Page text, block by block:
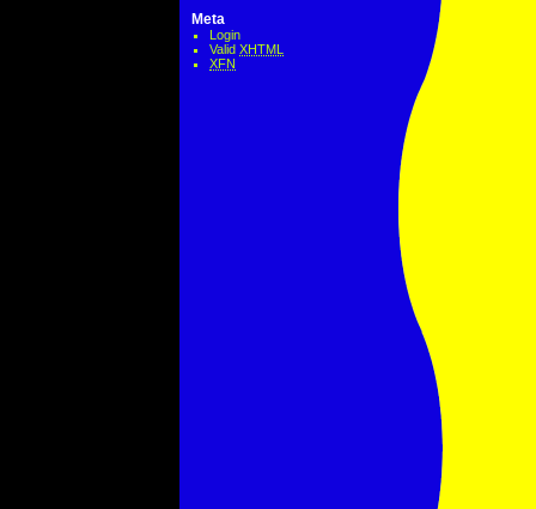
Meta
Login
Valid XHTML
XFN